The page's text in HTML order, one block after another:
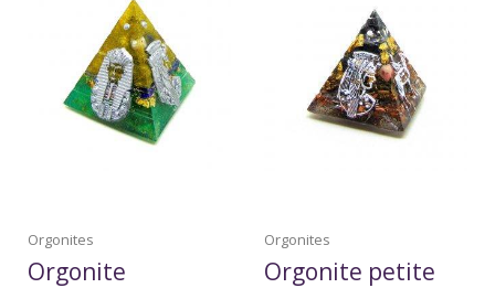
Orgonites
Orgonite
Orgonites
Orgonite petite